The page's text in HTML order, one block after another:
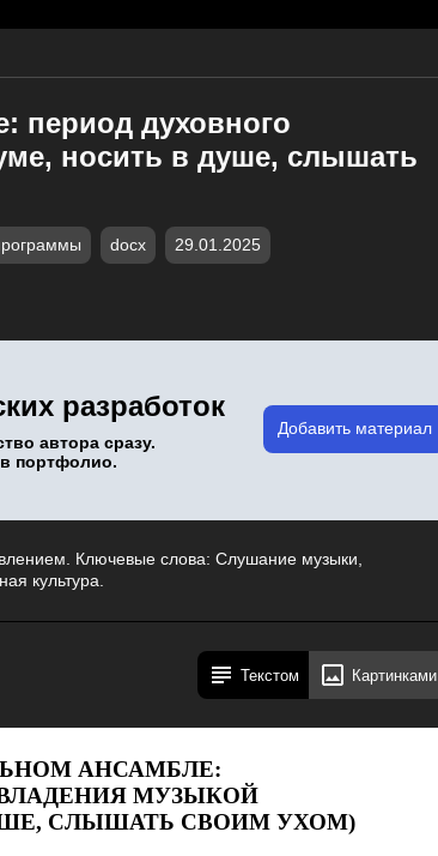
период духовного
носить в душе, слышать
docx 29.01.2025
разработок
автора сразу.
портфолио.
Добавить материал
Ключевые слова: Слушание музыки,
культура.
Текстом Картинками
АНСАМБЛЕ:
МУЗЫКОЙ
СЛЫШАТЬ СВОИМ УХОМ)